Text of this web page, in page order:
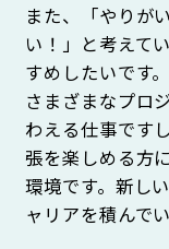
また、「やりが
い！」と考えて
すめしたいです。
さまざまなプロ
わえる仕事です
張を楽しめる方
環境です。新し
ャリアを積んで